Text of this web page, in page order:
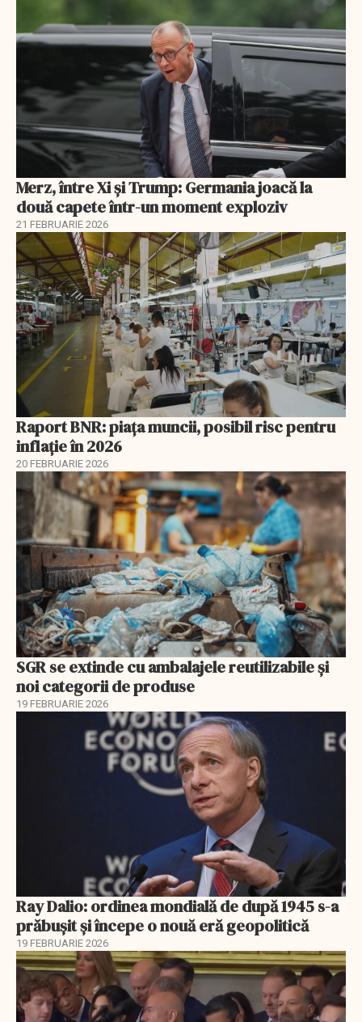
Merz, între Xi și Trump: Germania joacă la
două capete într-un moment exploziv
21 FEBRUARIE 2026
Raport BNR: piața muncii, posibil risc pentru
inflație în 2026
20 FEBRUARIE 2026
SGR se extinde cu ambalajele reutilizabile și
noi categorii de produse
19 FEBRUARIE 2026
Ray Dalio: ordinea mondială de după 1945 s-a
prăbușit și începe o nouă eră geopolitică
19 FEBRUARIE 2026